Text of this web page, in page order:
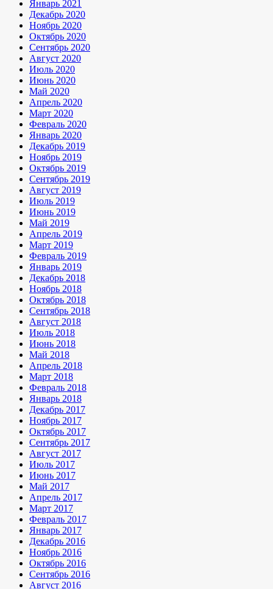
Январь 2021
Декабрь 2020
Ноябрь 2020
Октябрь 2020
Сентябрь 2020
Август 2020
Июль 2020
Июнь 2020
Май 2020
Апрель 2020
Март 2020
Февраль 2020
Январь 2020
Декабрь 2019
Ноябрь 2019
Октябрь 2019
Сентябрь 2019
Август 2019
Июль 2019
Июнь 2019
Май 2019
Апрель 2019
Март 2019
Февраль 2019
Январь 2019
Декабрь 2018
Ноябрь 2018
Октябрь 2018
Сентябрь 2018
Август 2018
Июль 2018
Июнь 2018
Май 2018
Апрель 2018
Март 2018
Февраль 2018
Январь 2018
Декабрь 2017
Ноябрь 2017
Октябрь 2017
Сентябрь 2017
Август 2017
Июль 2017
Июнь 2017
Май 2017
Апрель 2017
Март 2017
Февраль 2017
Январь 2017
Декабрь 2016
Ноябрь 2016
Октябрь 2016
Сентябрь 2016
Август 2016